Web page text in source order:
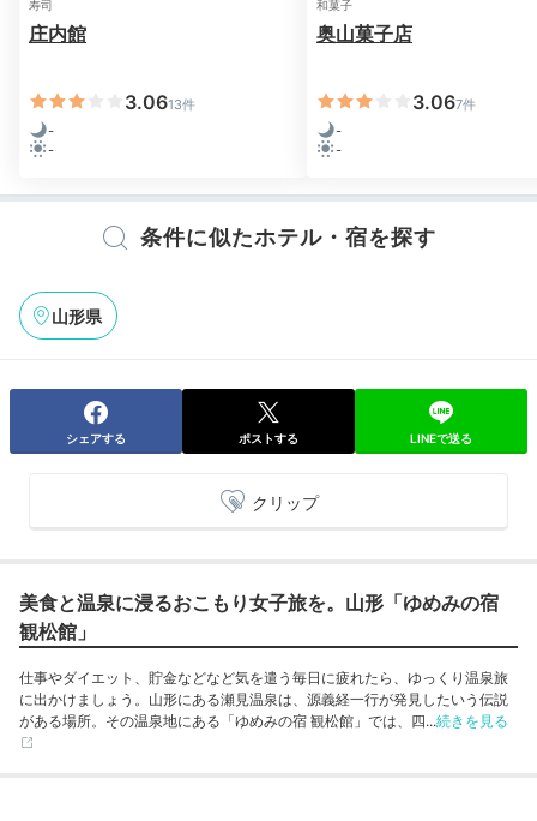
寿司
庄内館
3.0613件
-
-
和菓子
奥山菓子店
3.067件
-
-
条件に似たホテル・宿を探す
山形県
シェアする ポストする LINEで送る
クリップ
美食と温泉に浸るおこもり女子旅を。山形「ゆめみの宿
観松館」
仕事やダイエット、貯金などなど気を遣う毎日に疲れたら、ゆっくり温泉旅
に出かけましょう。山形にある瀬見温泉は、源義経一行が発見したいう伝説
がある場所。その温泉地にある「ゆめみの宿 観松館」では、四...続きを見る